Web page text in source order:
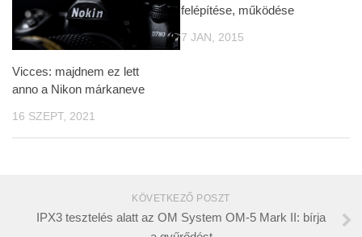
Vicces: majdnem ez lett
anno a Nikon márkaneve
16 SZEPT, 2021
felépítése, működése
7 JAN, 2015
KÖVETKEZŐ POSZT
IPX3 tesztelés alatt az OM System OM-5 Mark II: bírja